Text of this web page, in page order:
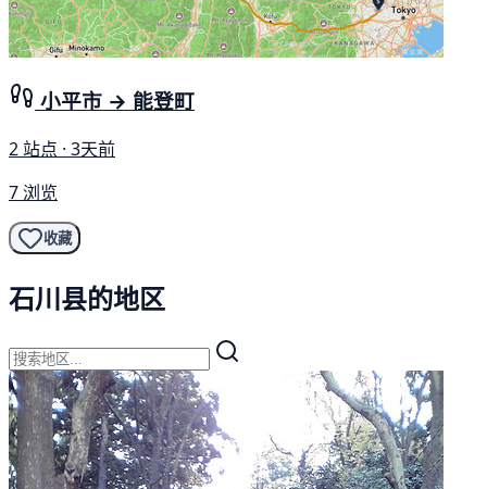
小平市 → 能登町
2 站点 · 3天前
7 浏览
收藏
石川县的地区